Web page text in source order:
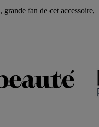
, grande fan de cet accessoire,